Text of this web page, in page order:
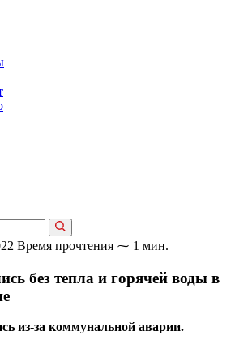
Время прочтения ⁓ 1 мин.
без тепла и горячей воды в
из-за коммунальной аварии.